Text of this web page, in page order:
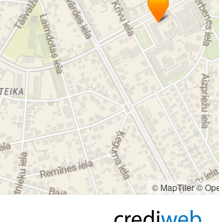
экспресс-анализы продуктов
© MapTiler©